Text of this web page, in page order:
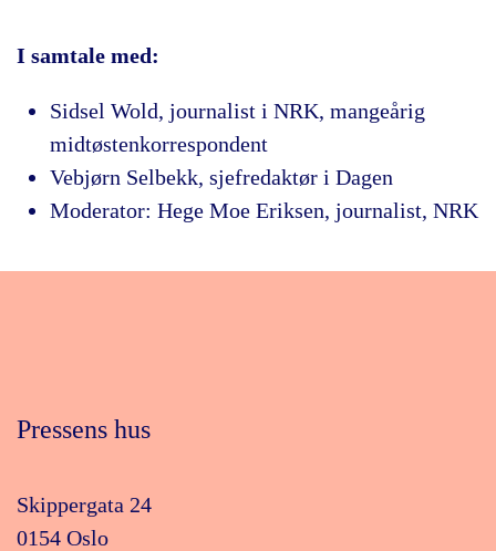
I samtale med:
Sidsel Wold, journalist i NRK, mangeårig
midtøstenkorrespondent
Vebjørn Selbekk, sjefredaktør i Dagen
Moderator: Hege Moe Eriksen, journalist, NRK
Pressens hus
Skippergata 24
0154 Oslo